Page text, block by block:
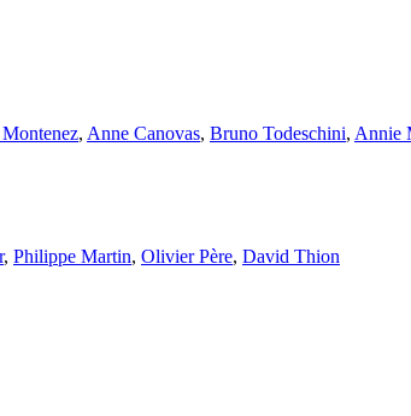
, Anne Canovas, Bruno Todeschini, Annie
, Philippe Martin, Olivier Père, David Thion